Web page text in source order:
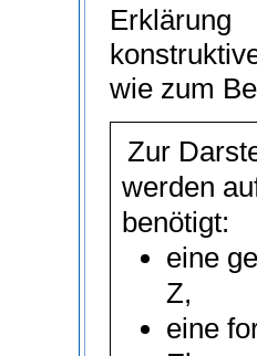
wie zum
Zur
werden
benötigt:
eine
Z,
eine